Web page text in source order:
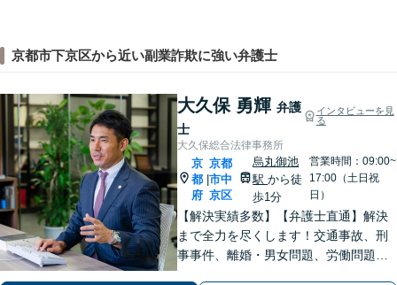
京都市下京区から近い副業詐欺に強い弁護士
大久保 勇輝 弁護
士
インタビューを見
る
大久保総合法律事務所
京
都
府
京都
市中
京区
烏丸御池
駅から徒
歩1分
営業時間：09:00~
17:00（土日祝
日）
【解決実績多数】【弁護士直通】解決
まで全力を尽くします！交通事故、刑
事事件、離婚・男女問題、労働問題、